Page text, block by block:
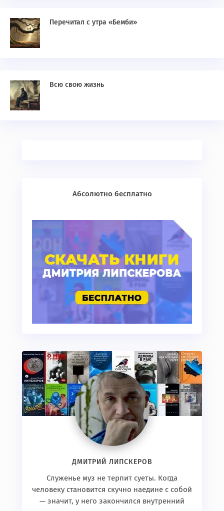
Перечитал с утра «Бемби»
Всю свою жизнь
Абсолютно бесплатно
ДМИТРИЙ ЛИПСКЕРОВ
Служенье муз не терпит суеты. Когда
человеку становится скучно наедине с собой
— значит, у него закончился внутренний